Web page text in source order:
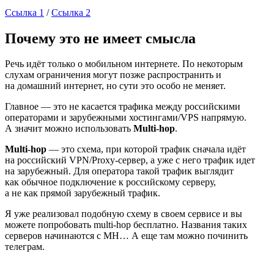
Ссылка 1 /Ссылка 2
Почему это не имеет смысла
Речь идёт только о мобильном интернете. По некоторым
слухам ограничения могут позже распространить и
на домашний интернет, но сути это особо не меняет.
Главное — это не касается трафика между российскими
операторами и зарубежными хостингами/VPS напрямую.
А значит можно использовать Multi‑hop.
Multi‑hop — это схема, при которой трафик сначала идёт
на российский VPN/Proxy‑сервер, а уже с него трафик идет
на зарубежный. Для оператора такой трафик выглядит
как обычное подключение к российскому серверу,
а не как прямой зарубежный трафик.
Я уже реализовал подобную схему в своем сервисе и вы
можете попробовать multi‑hop бесплатно. Названия таких
серверов начинаются с MH… А еще там можно починить
телеграм.